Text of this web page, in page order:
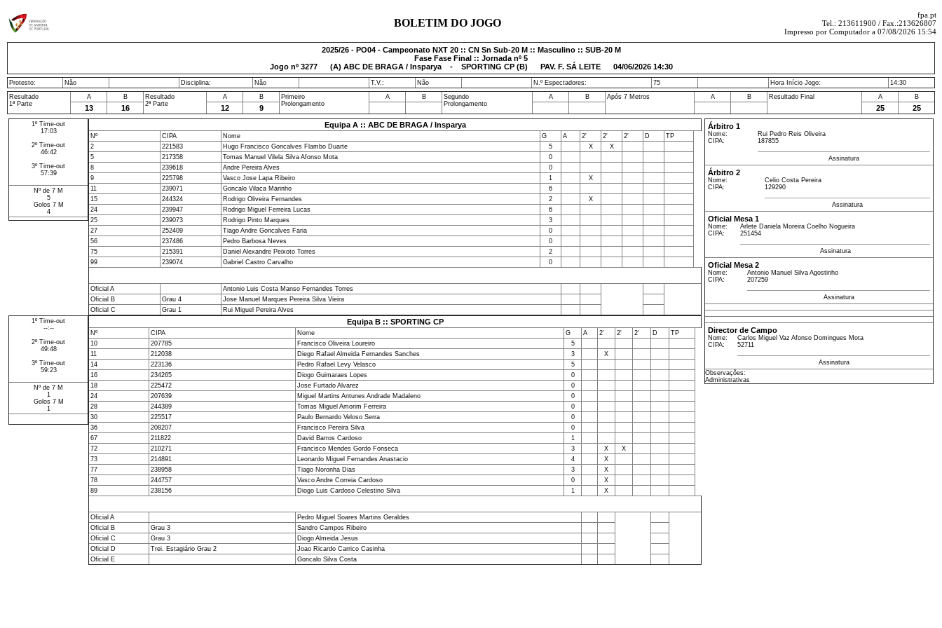
BOLETIM DO JOGO
fpa.pt
Tel.: 213611900 / Fax.:213626807
Impresso por Computador a 07/08/2026 15:54
2025/26 - PO04 - Campeonato NXT 20 :: CN Sn Sub-20 M :: Masculino :: SUB-20 M
Fase Fase Final :: Jornada nº 5
Jogo nº 3277(A) ABC DE BRAGA / Insparya - SPORTING CP (B) PAV. F. SÁ LEITE 04/06/2026 14:30
Protesto: Não Disciplina: Não T.V.: Não N.º Espectadores: 75 Hora Início Jogo:
14:30
Resultado
1ª Parte
A B
Resultado
2ª Parte
A B
Primeiro
Prolongamento
A B
Segundo
Prolongamento
A B Após 7 Metros A B Resultado Final A B
13 16 12 9 25 25
1º Time-out
17:03
2º Time-out
46:42
3º Time-out
57:39
Nº de 7 M
5
Golos 7 M
4
Equipa A :: ABC DE BRAGA / Insparya
Nº CIPA Nome G A 2' 2' 2' D
TP
2
221583 Hugo Francisco Goncalves Flambo Duarte 5 X
X
5
217358 Tomas Manuel Vilela Silva Afonso Mota
0
8
239618 Andre Pereira Alves
0
9
225798 Vasco Jose Lapa Ribeiro 1
X
11
239071 Goncalo Vilaca Marinho
6
15
244324 Rodrigo Oliveira Fernandes 2
X
24
239947 Rodrigo Miguel Ferreira Lucas
6
25
239073 Rodrigo Pinto Marques
3
27
252409 Tiago Andre Goncalves Faria
0
56
237486 Pedro Barbosa Neves
0
75
215391 Daniel Alexandre Peixoto Torres
2
99
239074 Gabriel Castro Carvalho 0
Oficial A
Antonio Luis Costa Manso Fernandes Torres
Oficial B
Grau 4
Jose Manuel Marques Pereira Silva Vieira
Oficial C
Grau 1
Rui Miguel Pereira Alves
1º Time-out
--:--
2º Time-out
49:48
3º Time-out
59:23
Nº de 7 M
1
Golos 7 M
1
Equipa B :: SPORTING CP
Nº CIPA Nome G A 2' 2' 2' D
TP
10
207785 Francisco Oliveira Loureiro
5
11
212038 Diego Rafael Almeida Fernandes Sanches 3
X
14
223136 Pedro Rafael Levy Velasco
5
16
234265 Diogo Guimaraes Lopes
0
18
225472 Jose Furtado Alvarez
0
24
207639 Miguel Martins Antunes Andrade Madaleno
0
28
244389 Tomas Miguel Amorim Ferreira
0
30
225517 Paulo Bernardo Veloso Serra
0
36
208207 Francisco Pereira Silva
0
67
211822 David Barros Cardoso
1
72
210271 Francisco Mendes Gordo Fonseca 3 X
X
73
214891 Leonardo Miguel Fernandes Anastacio 4
X
77
238958 Tiago Noronha Dias 3
X
78
244757 Vasco Andre Correia Cardoso 0
X
89
238156 Diogo Luis Cardoso Celestino Silva 1 X
Oficial A
Pedro Miguel Soares Martins Geraldes
Oficial B
Grau 3
Sandro Campos Ribeiro
Oficial C
Grau 3
Diogo Almeida Jesus
Oficial D
Trei. Estagiário Grau 2
Joao Ricardo Carrico Casinha
Oficial E
Goncalo Silva Costa
Árbitro 1
Nome:
Rui Pedro Reis Oliveira
CIPA:
187855
Assinatura
Árbitro 2
Nome:
Celio Costa Pereira
CIPA:
129290
Assinatura
Oficial Mesa 1
Nome:
Arlete Daniela Moreira Coelho Nogueira
CIPA:
251454
Assinatura
Oficial Mesa 2
Nome:
Antonio Manuel Silva Agostinho
CIPA:
207259
Assinatura
Director de Campo
Nome:
Carlos Miguel Vaz Afonso Domingues Mota
CIPA:
52711
Assinatura
Observações:
Administrativas